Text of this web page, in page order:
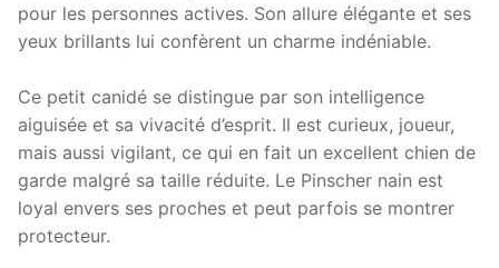
pour les personnes actives. Son allure élégante et ses
yeux brillants lui confèrent un charme indéniable.
Ce petit canidé se distingue par son intelligence
aiguisée et sa vivacité d’esprit. Il est curieux, joueur,
mais aussi vigilant, ce qui en fait un excellent chien de
garde malgré sa taille réduite. Le Pinscher nain est
loyal envers ses proches et peut parfois se montrer
protecteur.